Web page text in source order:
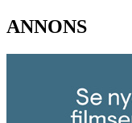
ANNONS